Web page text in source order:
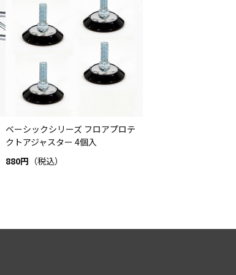
ベーシックシリーズ フロアプロテ
クトアジャスター 4個入
880円 （税込）